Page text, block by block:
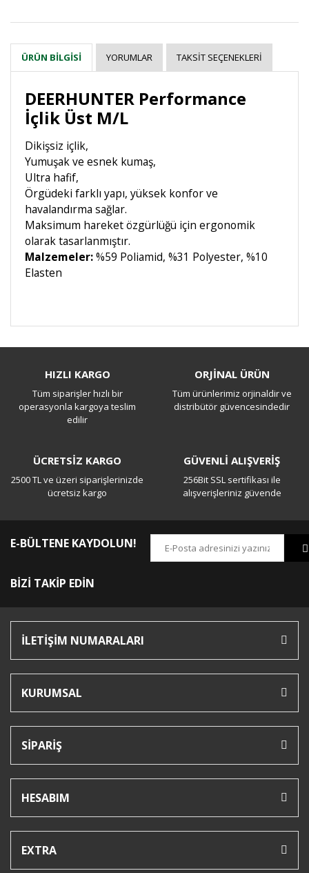
ÜRÜN BILGISI YORUMLAR TAKSIT SEÇENEKLERI
DEERHUNTER Performance
İçlik Üst M/L
Dikişsiz içlik,
Yumuşak ve esnek kumaş,
Ultra hafif,
Örgüdeki farklı yapı, yüksek konfor ve
havalandırma sağlar.
Maksimum hareket özgürlüğü için ergonomik
olarak tasarlanmıştır.
Malzemeler:%59 Poliamid, %31 Polyester, %10
Elasten
Yorum Yaz
HIZLI KARGO
Tüm siparişler hızlı bir
operasyonla kargoya teslim
edilir
ORJİNAL ÜRÜN
Tüm ürünlerimiz orjinaldir ve
distribütör güvencesindedir
ÜCRETSİZ KARGO
2500 TL ve üzeri siparişlerinizde
ücretsiz kargo
GÜVENLİ ALIŞVERİŞ
256Bit SSL sertifikası ile
alışverişleriniz güvende
E-BÜLTENE KAYDOLUN!
BİZİ TAKİP EDİN
İLETİŞİM NUMARALARI
KURUMSAL
SİPARİŞ
HESABIM
EXTRA